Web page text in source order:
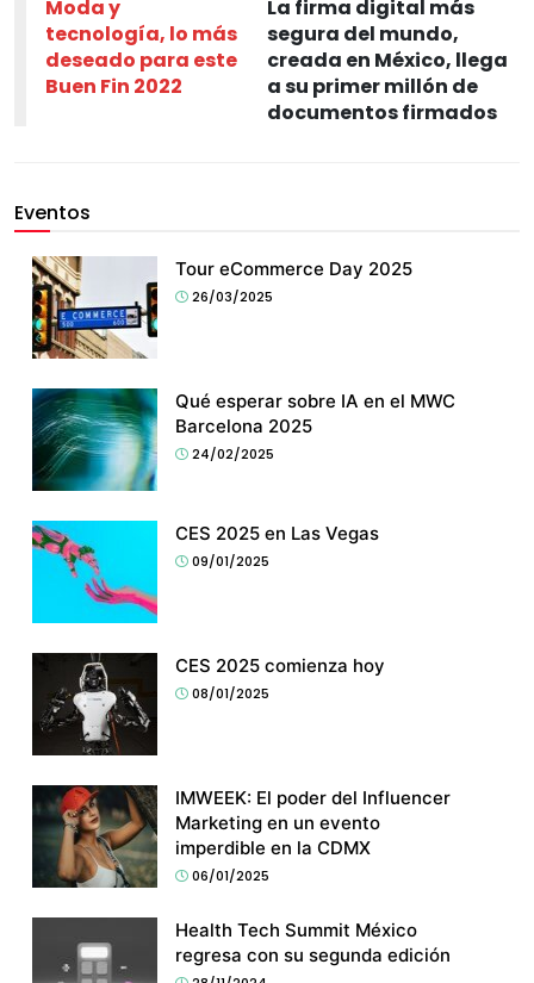
Moda y
tecnología, lo más
deseado para este
Buen Fin 2022
La firma digital más
segura del mundo,
creada en México, llega
a su primer millón de
documentos firmados
Eventos
Tour eCommerce Day 2025
26/03/2025
Qué esperar sobre IA en el MWC
Barcelona 2025
24/02/2025
CES 2025 en Las Vegas
09/01/2025
CES 2025 comienza hoy
08/01/2025
IMWEEK: El poder del Influencer
Marketing en un evento
imperdible en la CDMX
06/01/2025
Health Tech Summit México
regresa con su segunda edición